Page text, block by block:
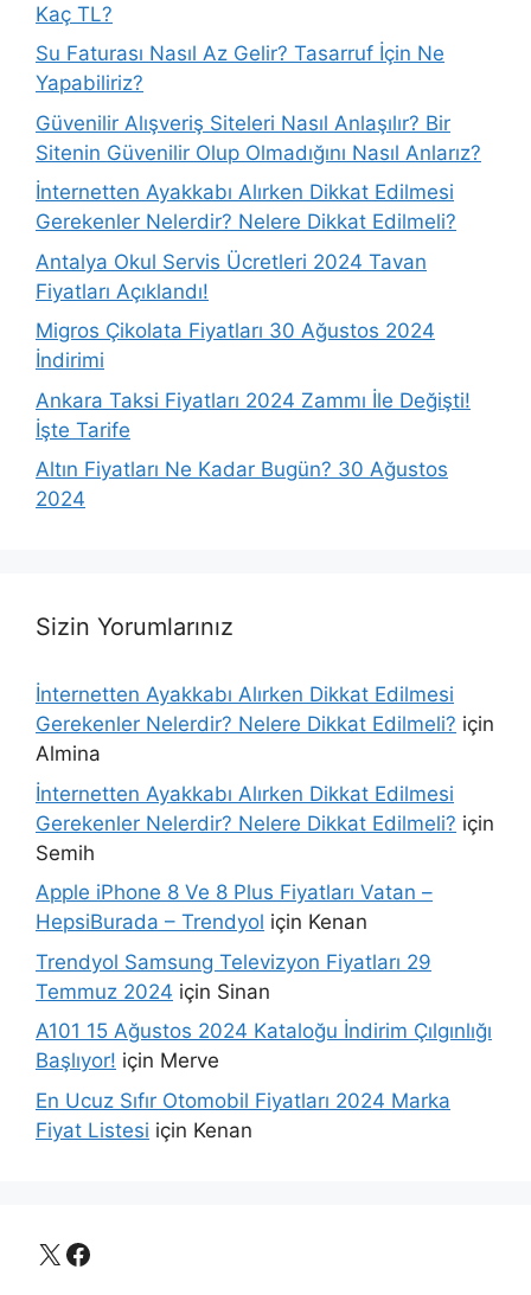
Kaç TL?
Su Faturası Nasıl Az Gelir? Tasarruf İçin Ne
Yapabiliriz?
Güvenilir Alışveriş Siteleri Nasıl Anlaşılır? Bir
Sitenin Güvenilir Olup Olmadığını Nasıl Anlarız?
İnternetten Ayakkabı Alırken Dikkat Edilmesi
Gerekenler Nelerdir? Nelere Dikkat Edilmeli?
Antalya Okul Servis Ücretleri 2024 Tavan
Fiyatları Açıklandı!
Migros Çikolata Fiyatları 30 Ağustos 2024
İndirimi
Ankara Taksi Fiyatları 2024 Zammı İle Değişti!
İşte Tarife
Altın Fiyatları Ne Kadar Bugün? 30 Ağustos
2024
Sizin Yorumlarınız
İnternetten Ayakkabı Alırken Dikkat Edilmesi
Gerekenler Nelerdir? Nelere Dikkat Edilmeli? için
Almina
İnternetten Ayakkabı Alırken Dikkat Edilmesi
Gerekenler Nelerdir? Nelere Dikkat Edilmeli? için
Semih
Apple iPhone 8 Ve 8 Plus Fiyatları Vatan –
HepsiBurada – Trendyol için Kenan
Trendyol Samsung Televizyon Fiyatları 29
Temmuz 2024 için Sinan
A101 15 Ağustos 2024 Kataloğu İndirim Çılgınlığı
Başlıyor! için Merve
En Ucuz Sıfır Otomobil Fiyatları 2024 Marka
Fiyat Listesi için Kenan
X Facebook